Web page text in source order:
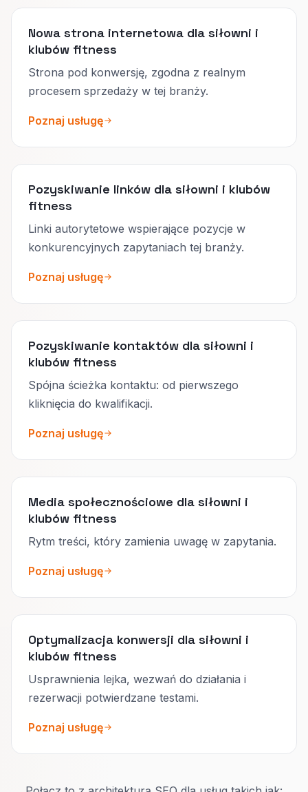
Nowa strona internetowa dla siłowni i
klubów fitness
Strona pod konwersję, zgodna z realnym
procesem sprzedaży w tej branży.
Poznaj usługę
Pozyskiwanie linków dla siłowni i klubów
fitness
Linki autorytetowe wspierające pozycje w
konkurencyjnych zapytaniach tej branży.
Poznaj usługę
Pozyskiwanie kontaktów dla siłowni i
klubów fitness
Spójna ścieżka kontaktu: od pierwszego
kliknięcia do kwalifikacji.
Poznaj usługę
Media społecznościowe dla siłowni i
klubów fitness
Rytm treści, który zamienia uwagę w zapytania.
Poznaj usługę
Optymalizacja konwersji dla siłowni i
klubów fitness
Usprawnienia lejka, wezwań do działania i
rezerwacji potwierdzane testami.
Poznaj usługę